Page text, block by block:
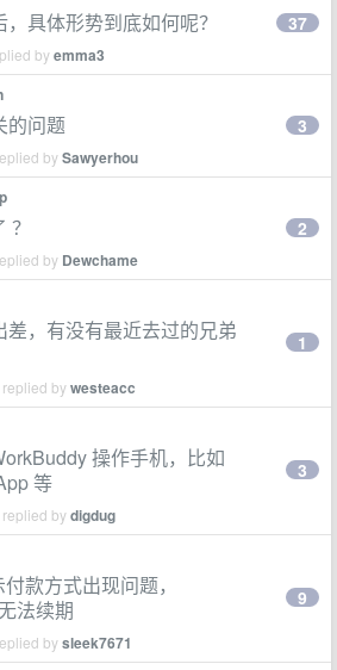
具体形势到底如何呢？
byemma3
37
的问题
bySawyerhou
3
by Dewchame
2
，有没有最近去过的兄弟
bywesteacc
1
操作手机，比如
等
bydigdug
3
款方式出现问题，
法续期
bysleek7671
9